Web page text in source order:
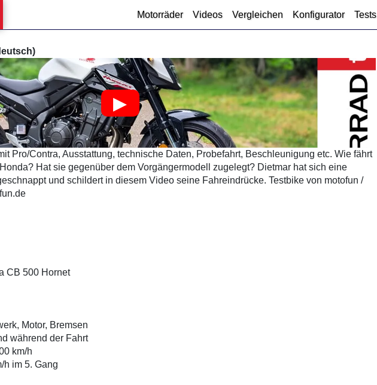
Motorräder Videos Vergleichen Konfigurator Tests
Pro/Contra, Ausstattung, technische Daten, Probefahrt, Beschleunigung etc. Wie fährt
Hat sie gegenüber dem Vorgängermodell zugelegt? Dietmar hat sich eine
und schildert in diesem Video seine Fahreindrücke. Testbike von motofun /
CB 500 Hornet
Motor, Bremsen
während der Fahrt
km/h
h im 5. Gang